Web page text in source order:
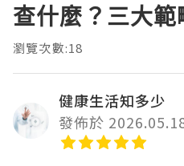
查什麼？三大範
瀏覽次數:18
健康生活知多少
發佈於